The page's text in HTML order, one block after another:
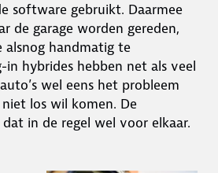
software gebruikt. Daarmee
de garage worden gereden,
alsnog handmatig te
in hybrides hebben net als veel
wel eens het probleem
los wil komen. De
in de regel wel voor elkaar.